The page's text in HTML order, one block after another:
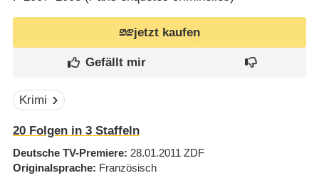
jetzt kaufen
Krimi
20Folgen in 3Staffeln
Deutsche TV-Premiere 28.01.2011 ZDF
Originalsprache Französisch